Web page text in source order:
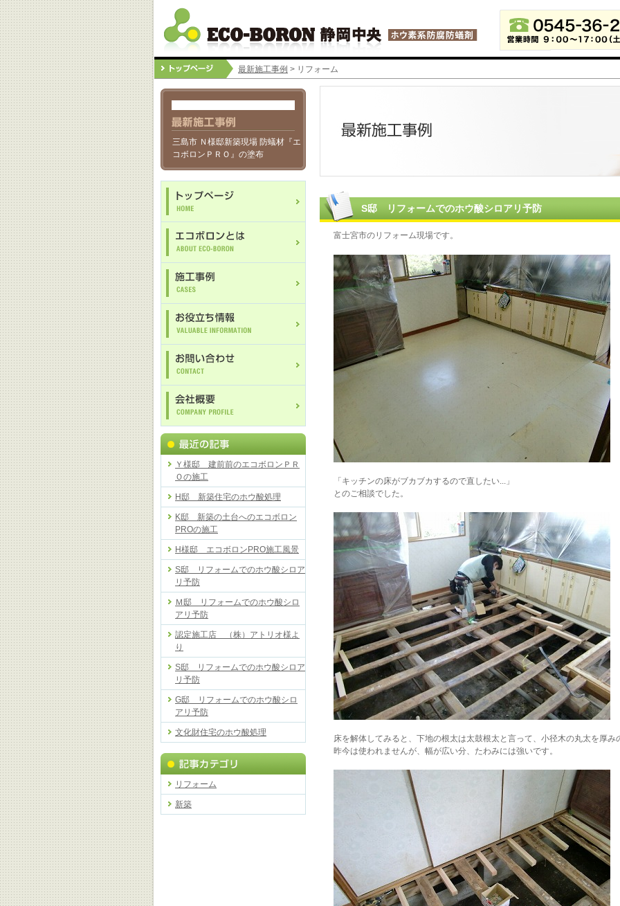
最新施工事例 > リフォーム
S邸 リフォームでのホウ酸シロアリ予防
富士宮市のリフォーム現場です。
「キッチンの床がブカブカするので直したい...」
とのご相談でした。
床を解体してみると、下地の根太は太鼓根太と言って、小径木の丸太を厚み
昨今は使われませんが、幅が広い分、たわみには強いです。
三島市 Ｎ様邸新築現場 防蟻材『エ
コボロンＰＲＯ』の塗布
Ｙ様邸 建前前のエコボロンＰＲ
Ｏの施工
H邸 新築住宅のホウ酸処理
K邸 新築の土台へのエコボロン
PROの施工
H様邸 エコボロンPRO施工風景
S邸 リフォームでのホウ酸シロア
リ予防
Ｍ邸 リフォームでのホウ酸シロ
アリ予防
認定施工店 （株）アトリオ様よ
り
S邸 リフォームでのホウ酸シロア
リ予防
G邸 リフォームでのホウ酸シロ
アリ予防
文化財住宅のホウ酸処理
リフォーム
新築